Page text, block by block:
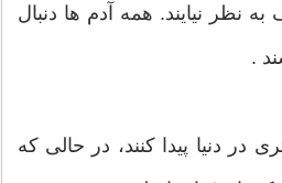
نظر نیایند. همه آدم ها دنبال
.
در دنیا پیدا کنند، در حالی که